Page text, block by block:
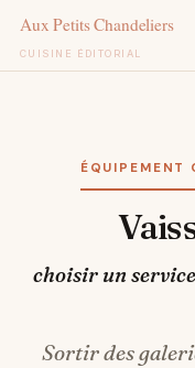
CUISINE ÉDITORIAL
ÉQUIPEMENT
choisir un
Sortir des